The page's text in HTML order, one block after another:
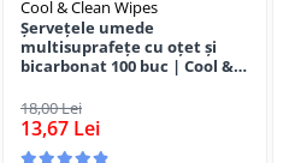
Articole Sportive
Cutii postale
Electronice si electrocasnice
Incalzire si racire
Cool & Clean Wipes
Șervețele umede
multisuprafețe cu oțet și
bicarbonat 100 buc | Cool &
18,00 Lei
13,67 Lei